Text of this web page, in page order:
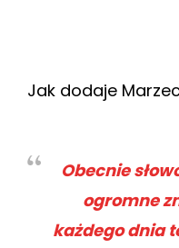
Jak dodaje
Obecnie
ogromne
każdego dnia